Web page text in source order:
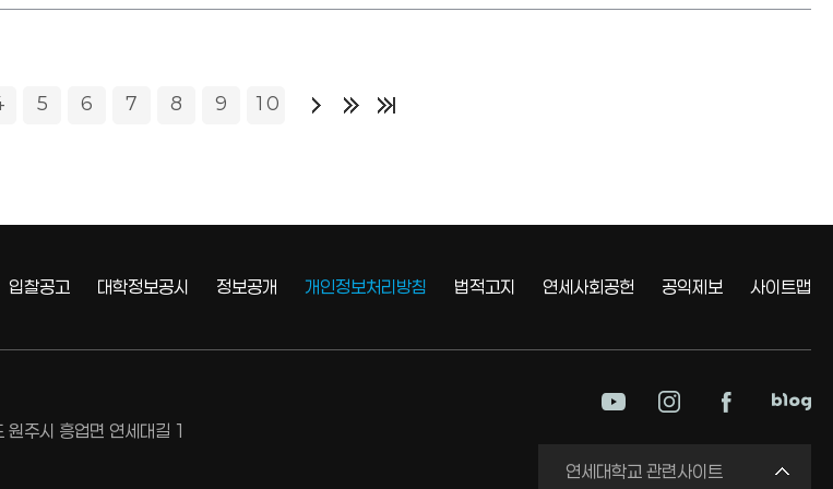
5 6 7 8 9 10
입찰공고 대학정보공시 정보공개 개인정보처리방침 법적고지 연세사회공헌 공익제보 사이트맵
주시 흥업면 연세대길 1
연세대학교 관련사이트
미래평생교육원